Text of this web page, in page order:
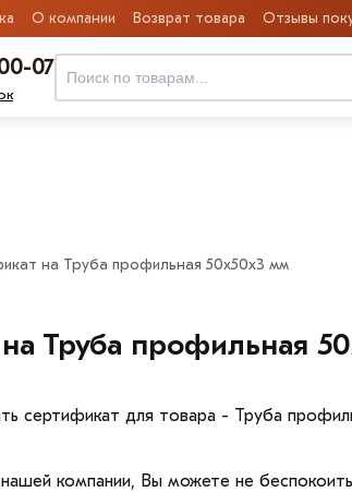
О компании Возврат товара Отзывы
07
на Труба профильная 50х50х3 мм
Труба профильная
сертификат для товара - Труба
компании, Вы можете не